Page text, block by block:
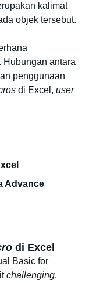
kalimat
objek tersebut.
Hubungan antara
di Excel , user
Advance
di Excel
Basic for
challenging.